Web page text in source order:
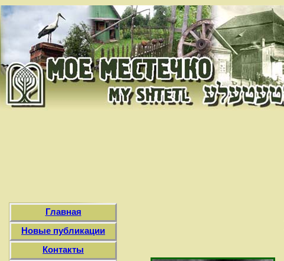
Главная
Новые публикации
Контакты